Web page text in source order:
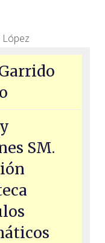
SM.